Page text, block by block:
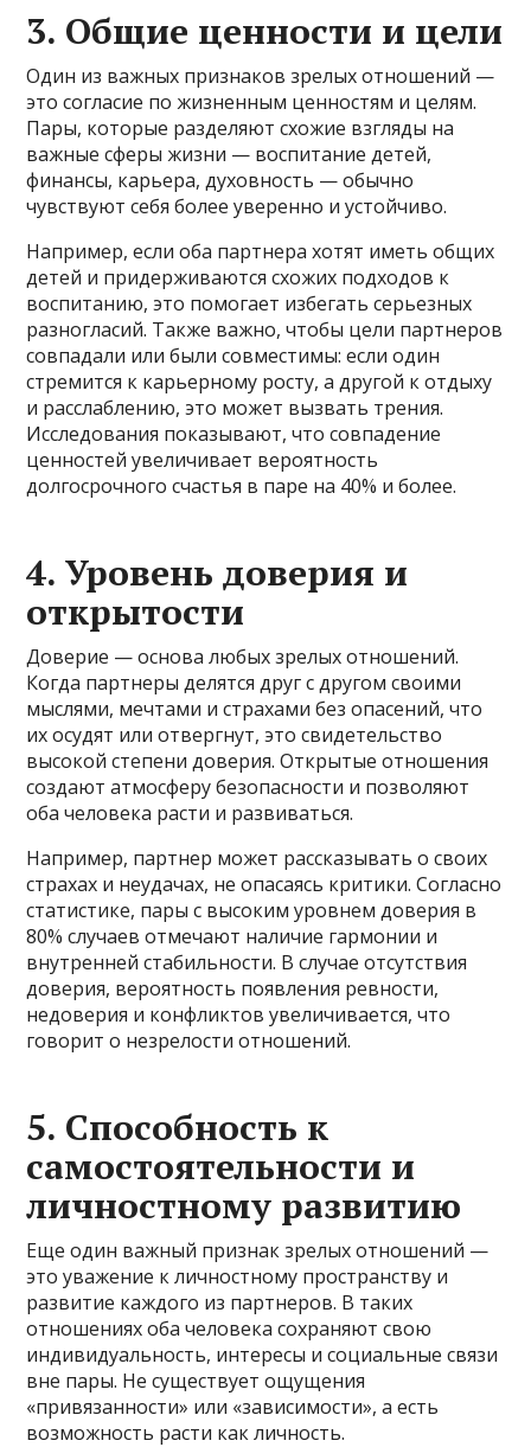
3. Общие ценности и цели
Один из важных признаков зрелых отношений —
это согласие по жизненным ценностям и целям.
Пары, которые разделяют схожие взгляды на
важные сферы жизни — воспитание детей,
финансы, карьера, духовность — обычно
чувствуют себя более уверенно и устойчиво.
Например, если оба партнера хотят иметь общих
детей и придерживаются схожих подходов к
воспитанию, это помогает избегать серьезных
разногласий. Также важно, чтобы цели партнеров
совпадали или были совместимы: если один
стремится к карьерному росту, а другой к отдыху
и расслаблению, это может вызвать трения.
Исследования показывают, что совпадение
ценностей увеличивает вероятность
долгосрочного счастья в паре на 40% и более.
4. Уровень доверия и
открытости
Доверие — основа любых зрелых отношений.
Когда партнеры делятся друг с другом своими
мыслями, мечтами и страхами без опасений, что
их осудят или отвергнут, это свидетельство
высокой степени доверия. Открытые отношения
создают атмосферу безопасности и позволяют
оба человека расти и развиваться.
Например, партнер может рассказывать о своих
страхах и неудачах, не опасаясь критики. Согласно
статистике, пары с высоким уровнем доверия в
80% случаев отмечают наличие гармонии и
внутренней стабильности. В случае отсутствия
доверия, вероятность появления ревности,
недоверия и конфликтов увеличивается, что
говорит о незрелости отношений.
5. Способность к
самостоятельности и
личностному развитию
Еще один важный признак зрелых отношений —
это уважение к личностному пространству и
развитие каждого из партнеров. В таких
отношениях оба человека сохраняют свою
индивидуальность, интересы и социальные связи
вне пары. Не существует ощущения
«привязанности» или «зависимости», а есть
возможность расти как личность.